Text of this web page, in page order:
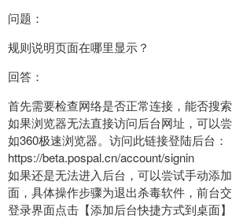
问题：
规则说明页面在哪里显示？
回答：
首先需要检查网络是否正常连接，能否搜索
如果浏览器无法直接访问后台网址，可以
如360极速浏览器。访问此链接登陆后台：
https://beta.pospal.cn/account/signin
如果还是无法进入后台，可以尝试手动添
面，具体操作步骤为退出杀毒软件，前台
登录界面点击【添加后台快捷方式到桌面】